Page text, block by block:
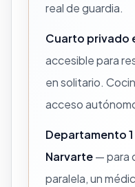
real de guardia.
Cuarto privado
accesible para
en solitario.
acceso
Departamento
Narvarte— para
paralela, un